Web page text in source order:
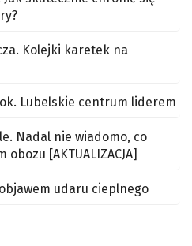
Kolejki karetek na
Lubelskie centrum liderem
Nadal nie wiadomo, co
[AKTUALIZACJA]
udaru cieplnego